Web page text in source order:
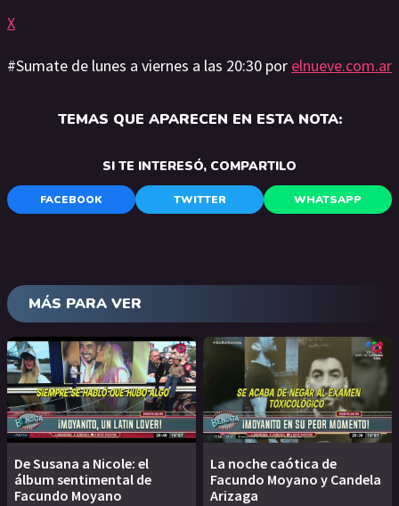
X
#Sumate de lunes a viernes a las 20:30 por elnueve.com.ar
TEMAS QUE APARECEN EN ESTA NOTA:
SI TE INTERESÓ, COMPARTILO
FACEBOOK TWITTER WHATSAPP
MÁS PARA VER
De Susana a Nicole: el
álbum sentimental de
Facundo Moyano
La noche caótica de
Facundo Moyano y Candela
Arizaga